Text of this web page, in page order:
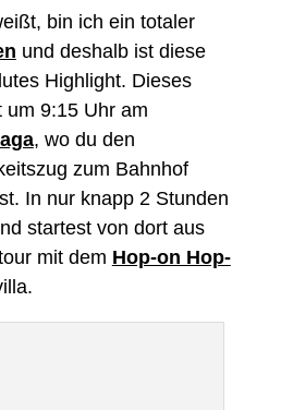
bin ich ein totaler
und deshalb ist diese
Highlight. Dieses
um 9:15 Uhr am
, wo du den
zum Bahnhof
In nur knapp 2 Stunden
startest von dort aus
mit dem Hop-on Hop-